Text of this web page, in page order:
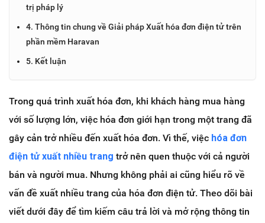
trị pháp lý
4. Thông tin chung về Giải pháp Xuất hóa đơn điện tử trên
phần mềm Haravan
5. Kết luận
Trong quá trình xuất hóa đơn, khi khách hàng mua hàng
với số lượng lớn, việc hóa đơn giới hạn trong một trang đã
gây cản trở nhiều đến xuất hóa đơn. Vì thế, việc hóa đơn
điện tử xuất nhiều trang trở nên quen thuộc với cả người
bán và người mua. Nhưng không phải ai cũng hiểu rõ về
vấn đề xuất nhiều trang của hóa đơn điện tử. Theo dõi bài
viết dưới đây để tìm kiếm câu trả lời và mở rộng thông tin